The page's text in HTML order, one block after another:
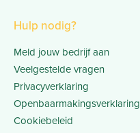
Hulp nodig?
Meld jouw bedrijf aan
Veelgestelde vragen
Privacyverklaring
Openbaarmakingsverklaring
Cookiebeleid